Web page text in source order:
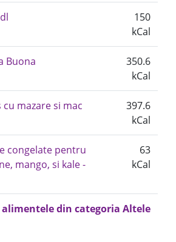
150
kCal
Buona
350.6
kCal
cu mazare si mac
397.6
kCal
congelate pentru
mango, si kale -
63
kCal
alimentele din categoria Altele